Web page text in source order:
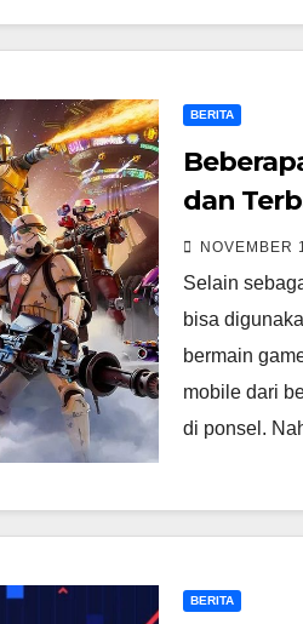
BERITA
dan
Mainkan
NOVEMBER
Selain
bisa
bermain
mobile dari
di ponsel.
BERITA